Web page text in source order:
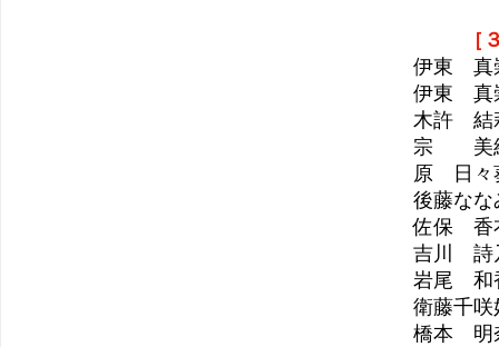
［
伊東　
伊東　
木許　
宗　　
原　日
後藤な
佐保　
吉川　
岩尾　
衛藤千
橋本　